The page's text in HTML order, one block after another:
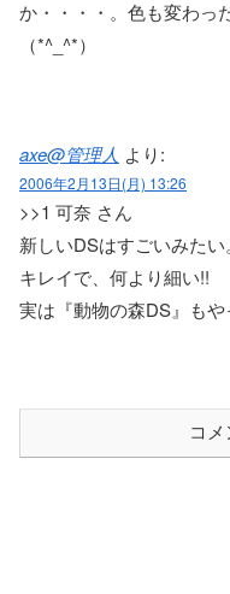
か・・・・。色も変わっ
（*^_^*）
axe@管理人 より:
2006年2月13日(月) 13:26
>>1 可奈 さん
新しいDSはすごいみたい。
キレイで、何より細い!!
実は『動物の森DS』もや
コ